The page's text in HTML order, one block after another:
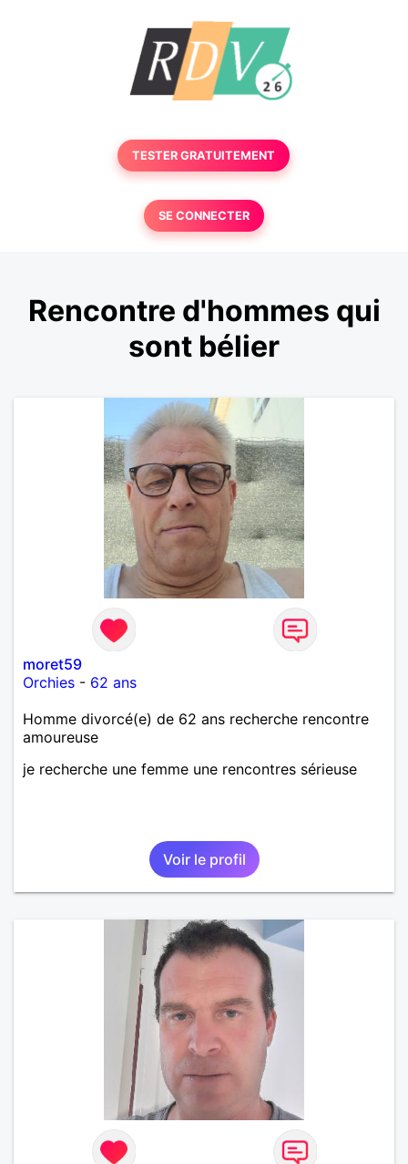
TESTER GRATUITEMENT
SE CONNECTER
Rencontre d'hommes qui
sont bélier
moret59
Orchies - 62 ans
Homme divorcé(e) de 62 ans recherche rencontre
amoureuse
je recherche une femme une rencontres sérieuse
Voir le profil